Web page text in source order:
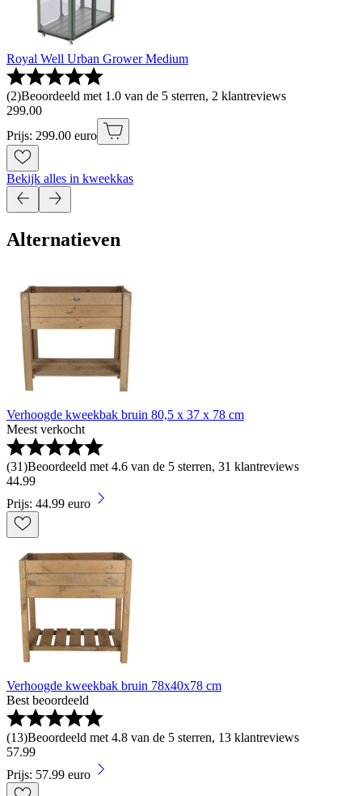
Royal Well Urban Grower Medium
(2)Beoordeeld met 1.0 van de 5 sterren, 2 klantreviews
299.00
Prijs: 299.00 euro
Bekijk alles in kweekkas
Alternatieven
Verhoogde kweekbak bruin 80,5 x 37 x 78 cm
Meest verkocht
(31)Beoordeeld met 4.6 van de 5 sterren, 31 klantreviews
44.99
Prijs: 44.99 euro
Verhoogde kweekbak bruin 78x40x78 cm
Best beoordeeld
(13)Beoordeeld met 4.8 van de 5 sterren, 13 klantreviews
57.99
Prijs: 57.99 euro